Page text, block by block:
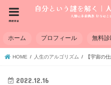
menu
ホーム プロフィール 無料診
HOME 人生のアルゴリズム 【宇宙の
2022.12.16